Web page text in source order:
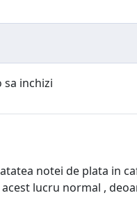
sa inchizi
notei de plata in
lucru normal ,